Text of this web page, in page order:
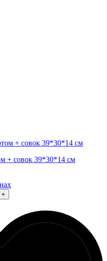
+ совок 39*30*14 см
+